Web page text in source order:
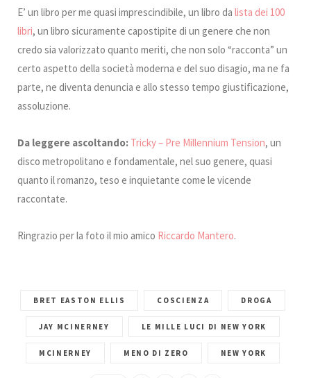
E’ un libro per me quasi imprescindibile, un libro da lista dei 100
libri, un libro sicuramente capostipite di un genere che non
credo sia valorizzato quanto meriti, che non solo “racconta” un
certo aspetto della società moderna e del suo disagio, ma ne fa
parte, ne diventa denuncia e allo stesso tempo giustificazione,
assoluzione.
Da leggere ascoltando: Tricky – Pre Millennium Tension, un
disco metropolitano e fondamentale, nel suo genere, quasi
quanto il romanzo, teso e inquietante come le vicende
raccontate.
Ringrazio per la foto il mio amico Riccardo Mantero.
BRET EASTON ELLIS COSCIENZA DROGA
JAY MCINERNEY LE MILLE LUCI DI NEW YORK
MCINERNEY MENO DI ZERO NEW YORK